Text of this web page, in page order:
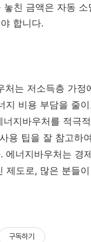
놓친 금액은 자동 소
합니다.
처는 저소득층 가정
지 비용 부담을 줄
지바우처를 적극
용 팁을 잘 참고하
에너지바우처는 경
제도로, 많은 분들
구독하기